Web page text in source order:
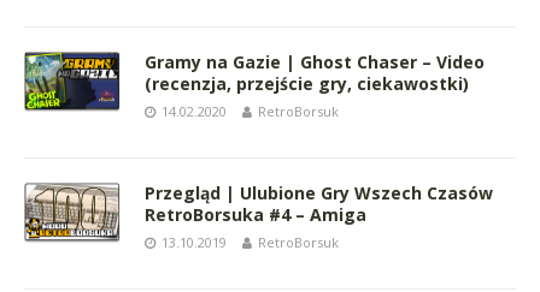
Gramy na Gazie | Ghost Chaser – Video
(recenzja, przejście gry, ciekawostki)
14.02.2020 RetroBorsuk
Przegląd | Ulubione Gry Wszech Czasów
RetroBorsuka #4 – Amiga
13.10.2019 RetroBorsuk